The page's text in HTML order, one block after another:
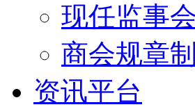
现任监事
商会规章
资讯平台